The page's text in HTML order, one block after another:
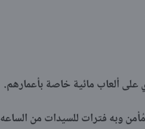
من الساعه 2 إلى 4مساءًا و من 6 إلى 8 مساءًا.